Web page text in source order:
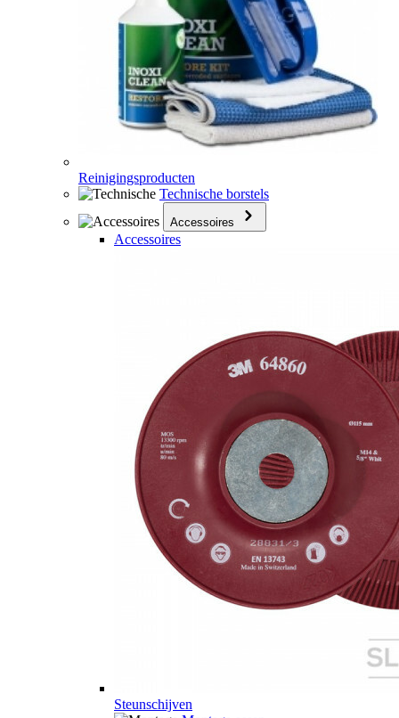
Reinigingsproducten
Technische borstels
Accessoires
Accessoires
Steunschijven